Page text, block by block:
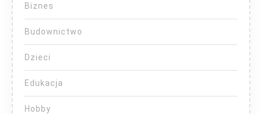
Biznes
Budownictwo
Dzieci
Edukacja
Hobby